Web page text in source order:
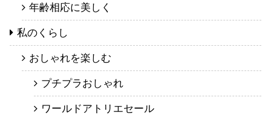
年齢相応に美しく
私のくらし
おしゃれを楽しむ
プチプラおしゃれ
ワールドアトリエセール